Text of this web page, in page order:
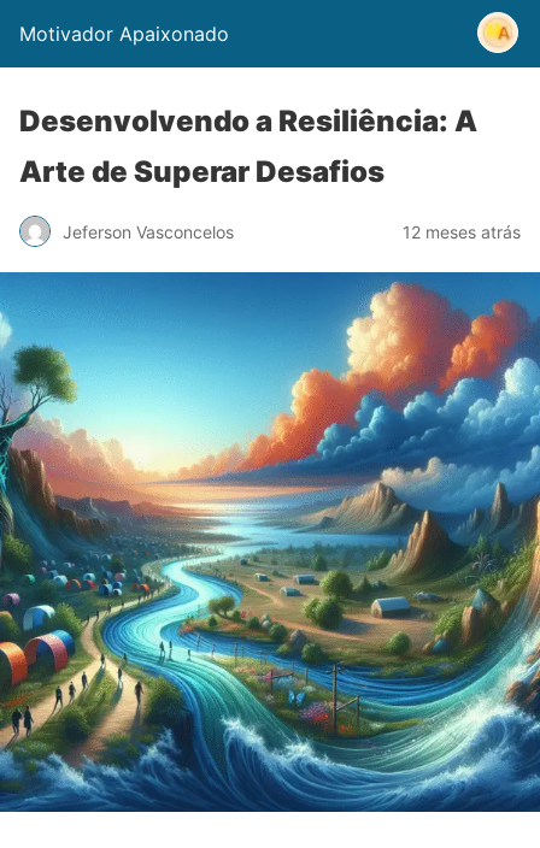
Motivador Apaixonado
Desenvolvendo a Resiliência: A
Arte de Superar Desafios
Jeferson Vasconcelos 12 meses atrás